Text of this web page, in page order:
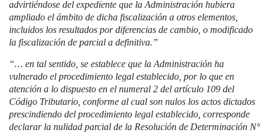
advirtiéndose del expediente que la Administración hubiera
ampliado el ámbito de dicha fiscalización a otros elementos,
incluidos los resultados por diferencias de cambio, o modificado
la fiscalización de parcial a definitiva.”
“… en tal sentido, se establece que la Administración ha
vulnerado el procedimiento legal establecido, por lo que en
atención a lo dispuesto en el numeral 2 del artículo 109 del
Código Tributario, conforme al cual son nulos los actos dictados
prescindiendo del procedimiento legal establecido, corresponde
declarar la nulidad parcial de la Resolución de Determinación N°